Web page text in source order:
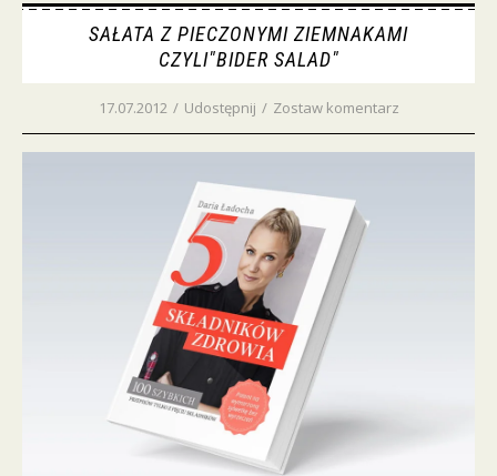
SAŁATA Z PIECZONYMI ZIEMNAKAMI
CZYLI"BIDER SALAD"
17.07.2012 / Udostępnij / Zostaw komentarz